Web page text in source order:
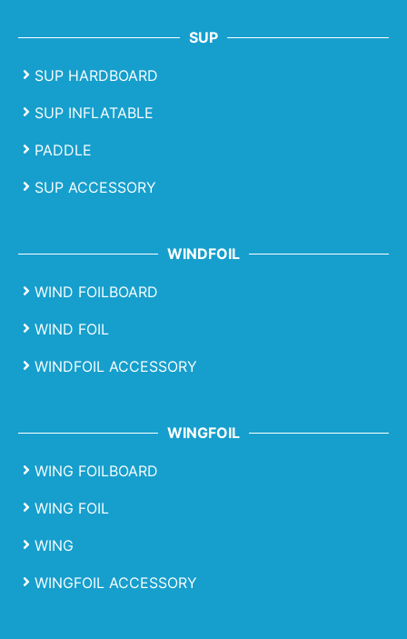
SUP
SUP HARDBOARD
SUP INFLATABLE
PADDLE
SUP ACCESSORY
WINDFOIL
WIND FOILBOARD
WIND FOIL
WINDFOIL ACCESSORY
WINGFOIL
WING FOILBOARD
WING FOIL
WING
WINGFOIL ACCESSORY